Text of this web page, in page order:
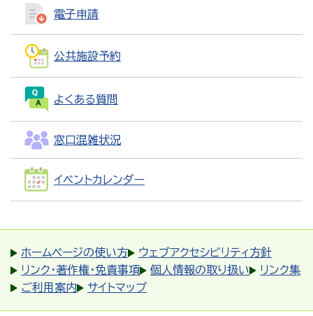
電子申請
公共施設予約
よくある質問
窓口混雑状況
イベントカレンダー
ホームページの使い方
ウェブアクセシビリティ方針
リンク・著作権・免責事項
個人情報の取り扱い
リンク集
ご利用案内
サイトマップ